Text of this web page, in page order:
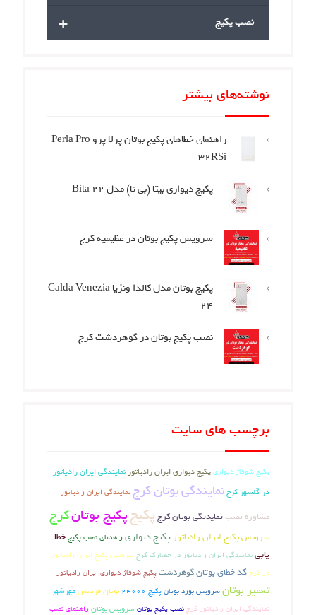
+ نصب پکیج
نوشته‌های بیشتر
راهنمای خطاهای پکیج بوتان پرلا پرو Perla Pro
32RSi
پکیج دیواری بیتا (بی تا) مدل Bita 22
سرویس پکیج بوتان در عظیمیه کرج
پکیج بوتان مدل کالدا ونزیا Calda Venezia
24
نصب پکیج بوتان در گوهردشت کرج
برچسب های سایت
پکیج شوفاژ دیواریپکیج دیواری ایران رادیاتور نمایندگی ایران رادیاتور
در گلشهر کرجنمایندگی بوتان کرجنمایندگی ایران رادیاتور
مشاوره نصبنمایدنگی بوتان کرج پکیجپکیج بوتانکرج
سرویس پکیج ایران رادیاتورپکیج دیواریراهنمای نصب پکیجخطا
یابی نمایندگی ایران رادیاتور در حصارک کرج سرویس پکیج ایران رادیاتور
در کرجکد خطای بوتانگوهردشتپکیج شوفاژ دیواری ایران رادیاتور
تعمیر بوتان سرویس بورد بوتان پکیج 24000 بوتان فردیسمهرشهر
نمایندگی ایران رادیاتور کرجنصب پکیج بوتان سرویس بوتانراهنمای نصب